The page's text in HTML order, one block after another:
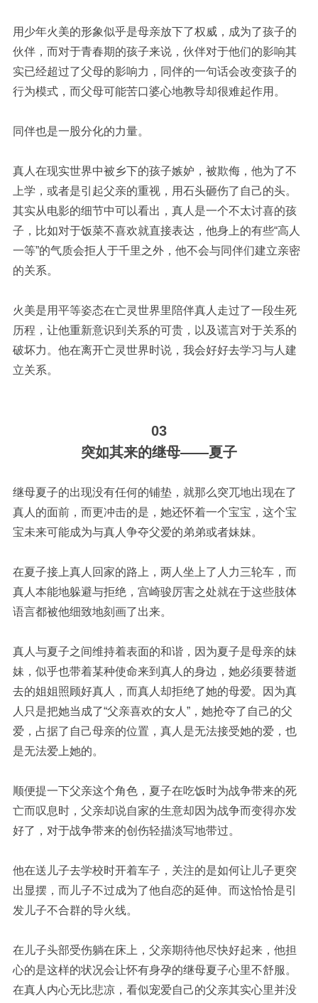
用少年火美的形象似乎是母亲放下了权威，成为了孩子的
伙伴，而对于青春期的孩子来说，伙伴对于他们的影响其
实已经超过了父母的影响力，同伴的一句话会改变孩子的
行为模式，而父母可能苦口婆心地教导却很难起作用。
同伴也是一股分化的力量。
真人在现实世界中被乡下的孩子嫉妒，被欺侮，他为了不
上学，或者是引起父亲的重视，用石头砸伤了自己的头。
其实从电影的细节中可以看出，真人是一个不太讨喜的孩
子，比如对于饭菜不喜欢就直接表达，他身上的有些“高人
一等”的气质会拒人于千里之外，他不会与同伴们建立亲密
的关系。
火美是用平等姿态在亡灵世界里陪伴真人走过了一段生死
历程，让他重新意识到关系的可贵，以及谎言对于关系的
破坏力。他在离开亡灵世界时说，我会好好去学习与人建
立关系。
03
突如其来的继母——夏子
继母夏子的出现没有任何的铺垫，就那么突兀地出现在了
真人的面前，而更冲击的是，她还怀着一个宝宝，这个宝
宝未来可能成为与真人争夺父爱的弟弟或者妹妹。
在夏子接上真人回家的路上，两人坐上了人力三轮车，而
真人本能地躲避与拒绝，宫崎骏厉害之处就在于这些肢体
语言都被他细致地刻画了出来。
真人与夏子之间维持着表面的和谐，因为夏子是母亲的妹
妹，似乎也带着某种使命来到真人的身边，她必须要替逝
去的姐姐照顾好真人，而真人却拒绝了她的母爱。因为真
人只是把她当成了“父亲喜欢的女人”，她抢夺了自己的父
爱，占据了自己母亲的位置，真人是无法接受她的爱，也
是无法爱上她的。
顺便提一下父亲这个角色，夏子在吃饭时为战争带来的死
亡而叹息时，父亲却说自家的生意却因为战争而变得亦发
好了，对于战争带来的创伤轻描淡写地带过。
他在送儿子去学校时开着车子，关注的是如何让儿子更突
出显摆，而儿子不过成为了他自恋的延伸。而这恰恰是引
发儿子不合群的导火线。
在儿子头部受伤躺在床上，父亲期待他尽快好起来，他担
心的是这样的状况会让怀有身孕的继母夏子心里不舒服。
在真人内心无比悲凉，看似宠爱自己的父亲其实心里并没